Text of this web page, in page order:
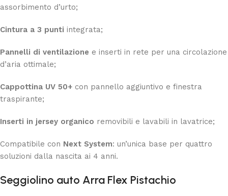
assorbimento d’urto;
Cintura a 3 punti integrata;
Pannelli di ventilazione e inserti in rete per una circolazione
d’aria ottimale;
Cappottina UV 50+ con pannello aggiuntivo e finestra
traspirante;
Inserti in jersey organico removibili e lavabili in lavatrice;
Compatibile con Next System: un’unica base per quattro
soluzioni dalla nascita ai 4 anni.
Seggiolino auto Arra Flex Pistachio